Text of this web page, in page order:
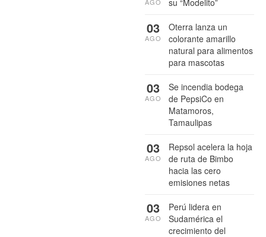
Oterra lanza un
colorante amarillo
natural para alimentos
para mascotas
03
AGO
Se incendia bodega
de PepsiCo en
Matamoros,
Tamaulipas
03
AGO
Repsol acelera la hoja
de ruta de Bimbo
hacia las cero
emisiones netas
03
AGO
Perú lidera en
Sudamérica el
crecimiento del
03
AGO